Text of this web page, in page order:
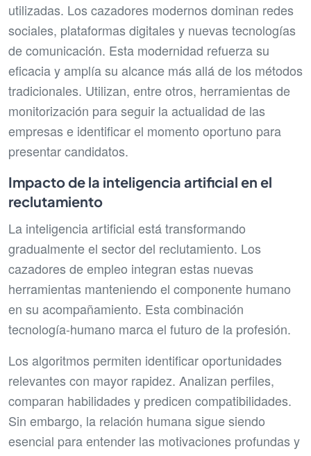
utilizadas. Los cazadores modernos dominan redes
sociales, plataformas digitales y nuevas tecnologías
de comunicación. Esta modernidad refuerza su
eficacia y amplía su alcance más allá de los métodos
tradicionales. Utilizan, entre otros, herramientas de
monitorización para seguir la actualidad de las
empresas e identificar el momento oportuno para
presentar candidatos.
Impacto de la inteligencia artificial en el
reclutamiento
La inteligencia artificial está transformando
gradualmente el sector del reclutamiento. Los
cazadores de empleo integran estas nuevas
herramientas manteniendo el componente humano
en su acompañamiento. Esta combinación
tecnología-humano marca el futuro de la profesión.
Los algoritmos permiten identificar oportunidades
relevantes con mayor rapidez. Analizan perfiles,
comparan habilidades y predicen compatibilidades.
Sin embargo, la relación humana sigue siendo
esencial para entender las motivaciones profundas y